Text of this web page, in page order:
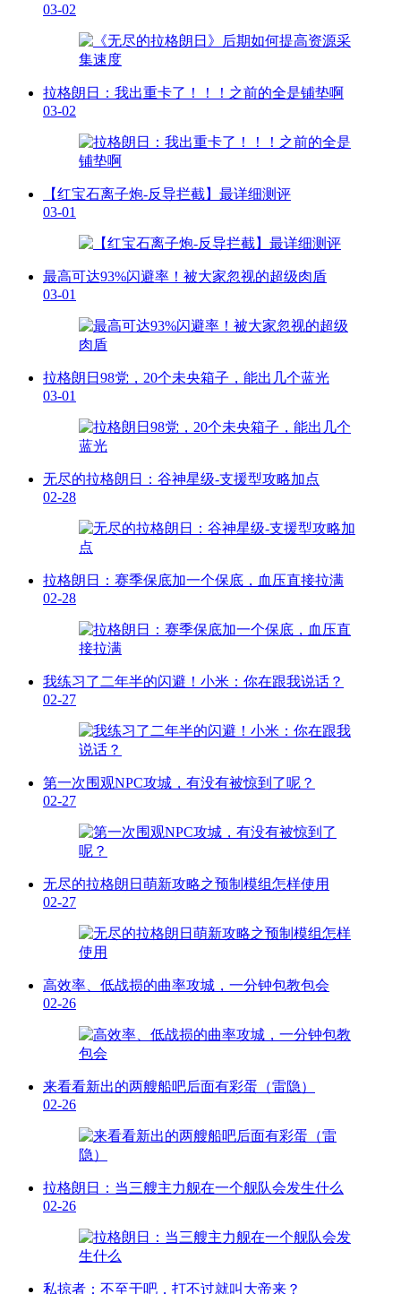
03-02
拉格朗日：我出重卡了！！！之前的全是铺垫啊
03-02
【红宝石离子炮-反导拦截】最详细测评
03-01
最高可达93%闪避率！被大家忽视的超级肉盾
03-01
拉格朗日98党，20个未央箱子，能出几个蓝光
03-01
无尽的拉格朗日：谷神星级-支援型攻略加点
02-28
拉格朗日：赛季保底加一个保底，血压直接拉满
02-28
我练习了二年半的闪避！小米：你在跟我说话？
02-27
第一次围观NPC攻城，有没有被惊到了呢？
02-27
无尽的拉格朗日萌新攻略之预制模组怎样使用
02-27
高效率、低战损的曲率攻城，一分钟包教包会
02-26
来看看新出的两艘船吧后面有彩蛋（雷隐）
02-26
拉格朗日：当三艘主力舰在一个舰队会发生什么
02-26
私掠者：不至于吧，打不过就叫大帝来？